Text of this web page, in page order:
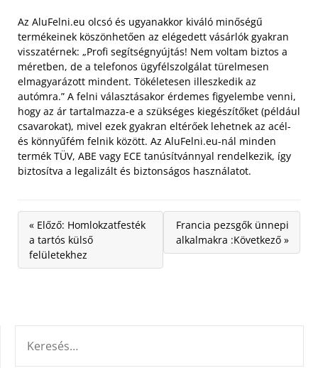
Az AluFelni.eu olcsó és ugyanakkor kiváló minőségű
termékeinek köszönhetően az elégedett vásárlók gyakran
visszatérnek: „Profi segítségnyújtás! Nem voltam biztos a
méretben, de a telefonos ügyfélszolgálat türelmesen
elmagyarázott mindent. Tökéletesen illeszkedik az
autómra.” A felni választásakor érdemes figyelembe venni,
hogy az ár tartalmazza-e a szükséges kiegészítőket (például
csavarokat), mivel ezek gyakran eltérőek lehetnek az acél-
és könnyűfém felnik között. Az AluFelni.eu-nál minden
termék TÜV, ABE vagy ECE tanúsítvánnyal rendelkezik, így
biztosítva a legalizált és biztonságos használatot.
« Előző: Homlokzatfesték
a tartós külső
felületekhez
Francia pezsgők ünnepi
alkalmakra :Következő »